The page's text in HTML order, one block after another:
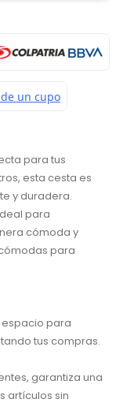
para tus
esta cesta es
y duradera.
para
cómoda y
para
espacio para
tus compras.
garantiza una
artículos sin